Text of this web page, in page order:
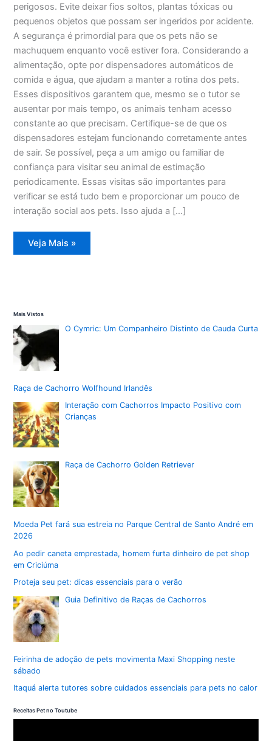
perigosos. Evite deixar fios soltos, plantas tóxicas ou
pequenos objetos que possam ser ingeridos por acidente.
A segurança é primordial para que os pets não se
machuquem enquanto você estiver fora. Considerando a
alimentação, opte por dispensadores automáticos de
comida e água, que ajudam a manter a rotina dos pets.
Esses dispositivos garantem que, mesmo se o tutor se
ausentar por mais tempo, os animais tenham acesso
constante ao que precisam. Certifique-se de que os
dispensadores estejam funcionando corretamente antes
de sair. Se possível, peça a um amigo ou familiar de
confiança para visitar seu animal de estimação
periodicamente. Essas visitas são importantes para
verificar se está tudo bem e proporcionar um pouco de
interação social aos pets. Isso ajuda a […]
Preparativos
de
seus
pets
Veja Mais »
Mais Vistos
O Cymric: Um Companheiro Distinto de Cauda Curta
Raça de Cachorro Wolfhound Irlandês
Interação com Cachorros Impacto Positivo com
Crianças
Raça de Cachorro Golden Retriever
Moeda Pet fará sua estreia no Parque Central de Santo André em
2026
Ao pedir caneta emprestada, homem furta dinheiro de pet shop
em Criciúma
Proteja seu pet: dicas essenciais para o verão
Guia Definitivo de Raças de Cachorros
Feirinha de adoção de pets movimenta Maxi Shopping neste
sábado
Itaquá alerta tutores sobre cuidados essenciais para pets no calor
Receitas Pet no Toutube